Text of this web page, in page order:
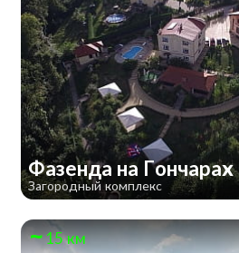
Фазенда на Гончарах
Загородный комплекс
15 км